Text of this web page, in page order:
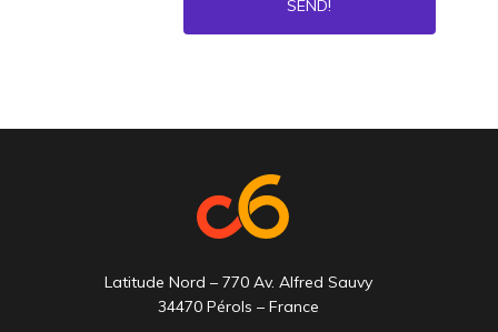
Latitude Nord – 770 Av. Alfred Sauvy
34470 Pérols – France